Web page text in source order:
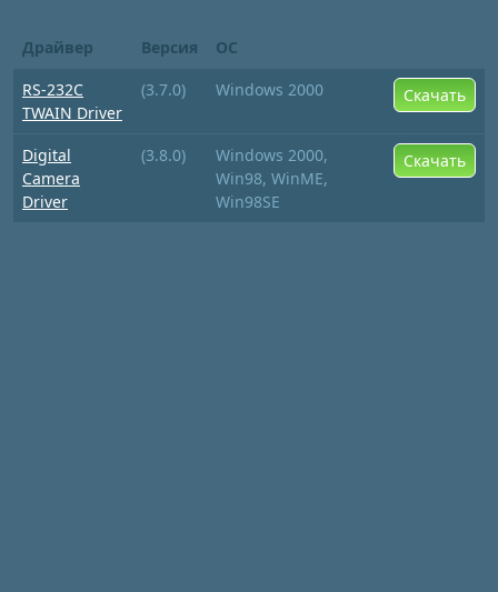
Драйвер Версия
ОС
RS-232C
TWAIN Driver
(3.7.0) Windows 2000 Скачать
Digital
Camera
Driver
(3.8.0)
Windows 2000,
Win98, WinME,
Win98SE
Скачать